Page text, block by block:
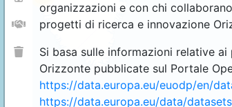
organizzazioni e con chi
progetti di ricerca e innovazione
Si basa sulle informazioni relative
Orizzonte pubblicate sul Portale
https://data.europa.eu/euodp/en/
https://data.europa.eu/data/